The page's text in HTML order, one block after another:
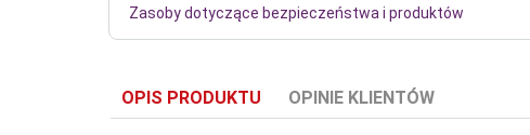
Zasoby dotyczące bezpieczeństwa i produktów
OPIS PRODUKTU OPINIE KLIENTÓW